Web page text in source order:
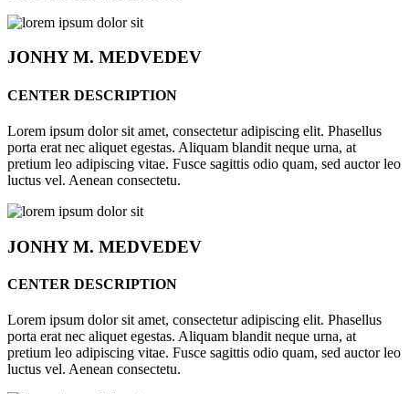
JONHYM. MEDVEDEV
CENTER DESCRIPTION
Lorem ipsum dolor sit amet, consectetur adipiscing elit. Phasellus
porta erat nec aliquet egestas. Aliquam blandit neque urna, at
pretium leo adipiscing vitae. Fusce sagittis odio quam, sed auctor leo
luctus vel. Aenean consectetu.
JONHYM. MEDVEDEV
CENTER DESCRIPTION
Lorem ipsum dolor sit amet, consectetur adipiscing elit. Phasellus
porta erat nec aliquet egestas. Aliquam blandit neque urna, at
pretium leo adipiscing vitae. Fusce sagittis odio quam, sed auctor leo
luctus vel. Aenean consectetu.